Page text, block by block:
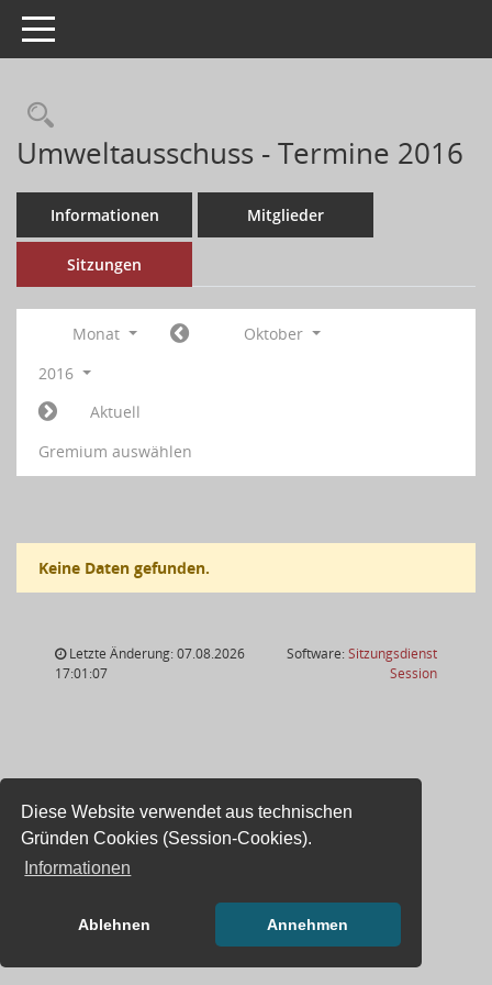
Diese Website verwendet aus technischen
Gründen Cookies (Session-Cookies).
Informationen
Ablehnen Annehmen
Toggle navigation
Umweltausschuss - Termine 2016
Informationen Mitglieder
Sitzungen
Monat
Oktober
2016
Aktuell
Gremium auswählen
Keine Daten gefunden.
Letzte Änderung: 07.08.2026
17:01:07
Software:Sitzungsdienst
Session(Wird in